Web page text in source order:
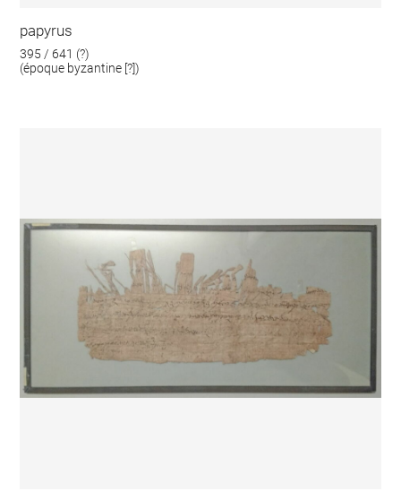
papyrus
395 / 641 (?)
(époque byzantine [?])